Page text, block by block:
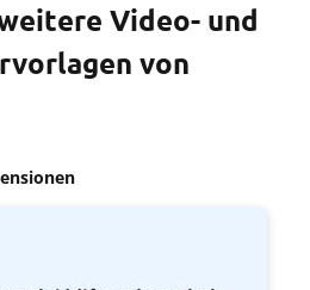
Video- und
von